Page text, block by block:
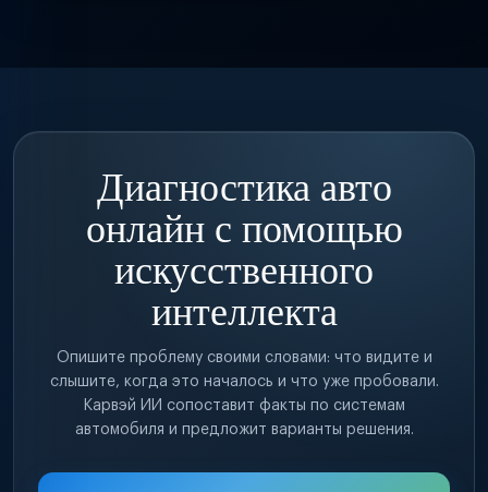
Диагностика авто
онлайн с помощью
искусственного
интеллекта
Опишите проблему своими словами: что видите и
слышите, когда это началось и что уже пробовали.
Карвэй ИИ сопоставит факты по системам
автомобиля и предложит варианты решения.